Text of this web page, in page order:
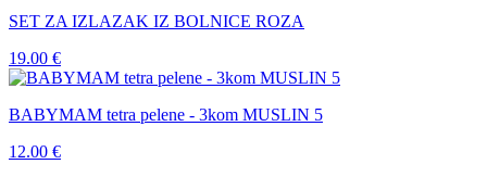
SET ZA IZLAZAK IZ BOLNICE ROZA
19.00 €
BABYMAM tetra pelene - 3kom MUSLIN 5
12.00 €